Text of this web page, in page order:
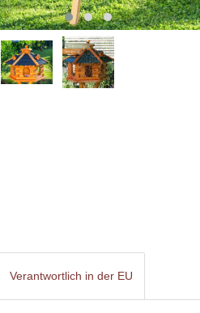
Verantwortlich in der EU